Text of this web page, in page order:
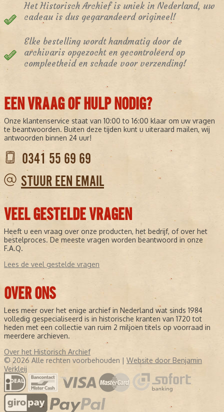
Het Historisch Archief is uniek in Nederland, uw
cadeau is dus gegarandeerd origineel!
Elke bestelling wordt handmatig door de
archivaris opgezocht en gecontroleerd op
compleetheid en schade voor verzending!
EEN VRAAG OF HULP NODIG?
Onze klantenservice staat van 10:00 to 16:00 klaar om uw vragen
te beantwoorden. Buiten deze tijden kunt u uiteraard mailen, wij
antwoorden binnen 24 uur!
0341 55 69 69
STUUR EEN EMAIL
VEEL GESTELDE VRAGEN
Heeft u een vraag over onze producten, het bedrijf, of over het
bestelproces. De meeste vragen worden beantwoord in onze
F.A.Q.
Lees de veel gestelde vragen
OVER ONS
Lees meer over het enige archief in Nederland wat sinds 1984
volledig gespecialiseerd is in historische kranten van 1720 tot
heden met een collectie van ruim 2 miljoen titels op voorraad in
meerdere archieven.
Over het Historisch Archief
© 2026 Alle rechten voorbehouden | Website door Benjamin
Verkleij